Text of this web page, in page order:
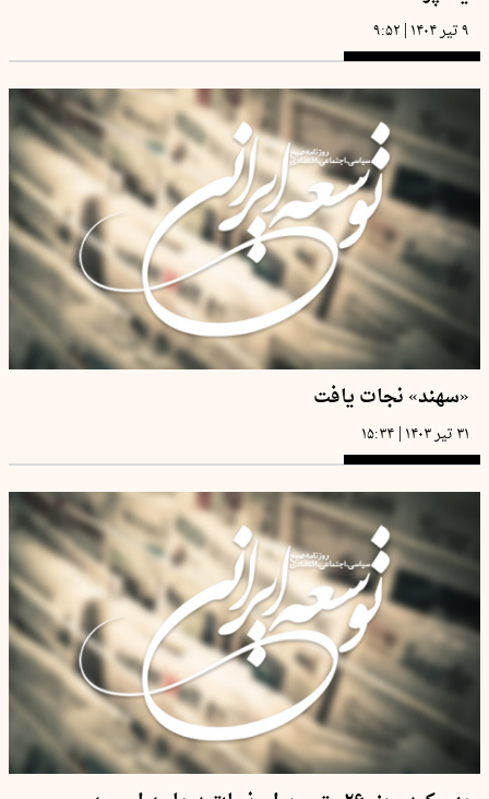
۹ تیر ۱۴۰۴ | ۹:۵۲
«سهند» نجات یافت
۳۱ تیر ۱۴۰۳ | ۱۵:۳۴